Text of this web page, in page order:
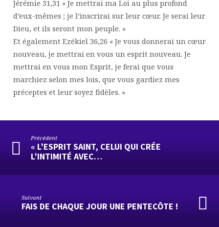
Jérémie 31,31 « Je mettrai ma Loi au plus profond
d’eux-mêmes ; je l’inscrirai sur leur cœur. Je serai leur
Dieu, et ils seront mon peuple. »
Et également Ezékiel 36,26 « Je vous donnerai un cœur
nouveau, je mettrai en vous un esprit nouveau. Je
mettrai en vous mon Esprit, je ferai que vous
marchiez selon mes lois, que vous gardiez mes
préceptes et leur soyez fidèles. »
Précédent
« L’ESPRIT SAINT, CELUI QUI CRÉE
L’INTIMITÉ AVEC…
Suivant
FAIS DE CHAQUE JOUR UNE PENTECÔTE !